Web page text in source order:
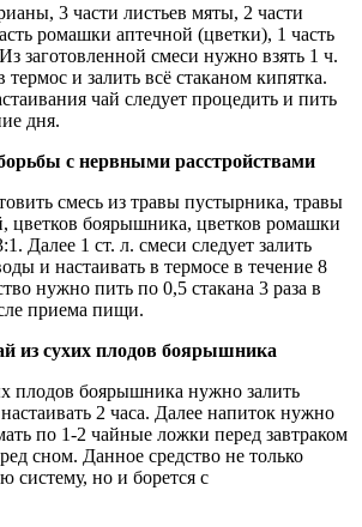
3 части листьев мяты, 2 части
ромашки аптечной (цветки), 1 часть
заготовленной смеси нужно взять 1 ч.
и залить всё стаканом кипятка.
чай следует процедить и пить
дня.
с нервными расстройствами
смесь из травы пустырника, травы
цветков боярышника, цветков ромашки
Далее 1 ст. л. смеси следует залить
и настаивать в термосе в течение 8
нужно пить по 0,5 стакана 3 раза в
приема пищи.
из сухих плодов боярышника
плодов боярышника нужно залить
2 часа. Далее напиток нужно
по 1-2 чайные ложки перед завтраком
сном. Данное средство не только
систему, но и борется с